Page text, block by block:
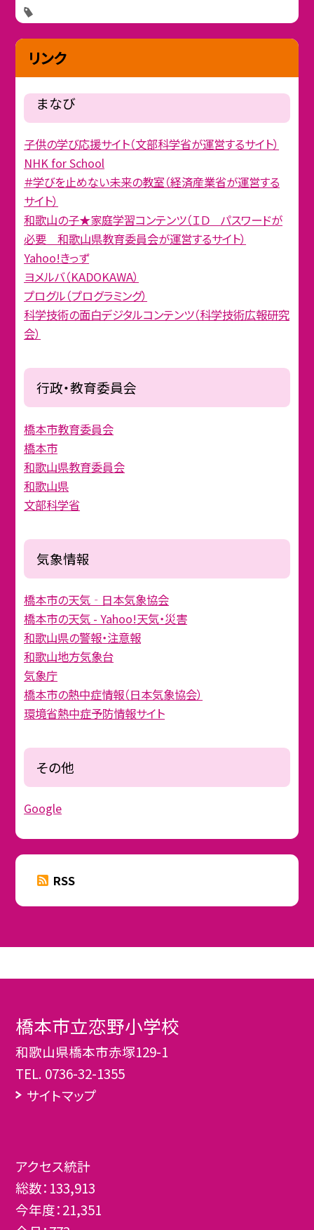
リンク
まなび
子供の学び応援サイト（文部科学省が運営するサイト）
NHK for School
＃学びを止めない未来の教室（経済産業省が運営する
サイト）
和歌山の子★家庭学習コンテンツ（ＩＤ パスワードが
必要 和歌山県教育委員会が運営するサイト）
Yahoo!きっず
ヨメルバ（KADOKAWA）
プログル（プログラミング）
科学技術の面白デジタルコンテンツ（科学技術広報研究
会）
行政・教育委員会
橋本市教育委員会
橋本市
和歌山県教育委員会
和歌山県
文部科学省
気象情報
橋本市の天気‐日本気象協会
橋本市の天気 - Yahoo!天気・災害
和歌山県の警報・注意報
和歌山地方気象台
気象庁
橋本市の熱中症情報（日本気象協会）
環境省熱中症予防情報サイト
その他
Google
RSS
橋本市立恋野小学校
和歌山県橋本市赤塚129-1
TEL. 0736-32-1355
サイトマップ
アクセス統計
総数： 133,913
今年度：21,351